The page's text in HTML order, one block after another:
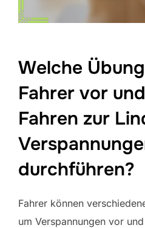
Welche
Fahrer vor
Fahren zur
durchführen?
Fahrer können
um Verspannungen vor